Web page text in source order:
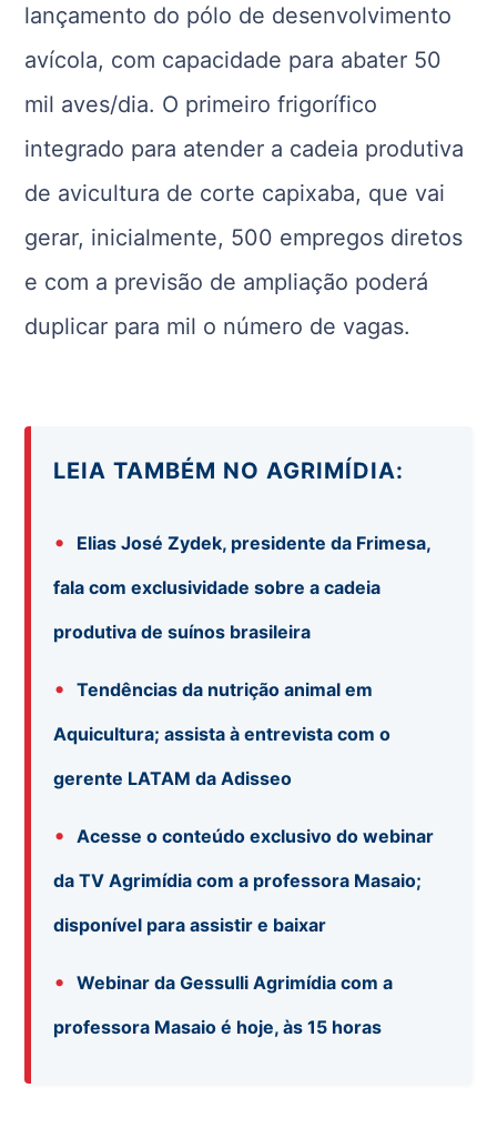
lançamento do pólo de desenvolvimento
avícola, com capacidade para abater 50
mil aves/dia. O primeiro frigorífico
integrado para atender a cadeia produtiva
de avicultura de corte capixaba, que vai
gerar, inicialmente, 500 empregos diretos
e com a previsão de ampliação poderá
duplicar para mil o número de vagas.
LEIA TAMBÉM NO AGRIMÍDIA:
•
Elias José Zydek, presidente da Frimesa,
fala com exclusividade sobre a cadeia
produtiva de suínos brasileira
•
Tendências da nutrição animal em
Aquicultura; assista à entrevista com o
gerente LATAM da Adisseo
•
Acesse o conteúdo exclusivo do webinar
da TV Agrimídia com a professora Masaio;
disponível para assistir e baixar
•
Webinar da Gessulli Agrimídia com a
professora Masaio é hoje, às 15 horas